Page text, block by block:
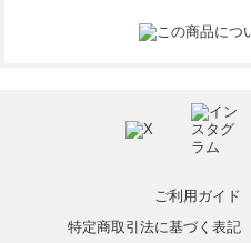
ご利用ガイド
特定商取引法に基づく表記